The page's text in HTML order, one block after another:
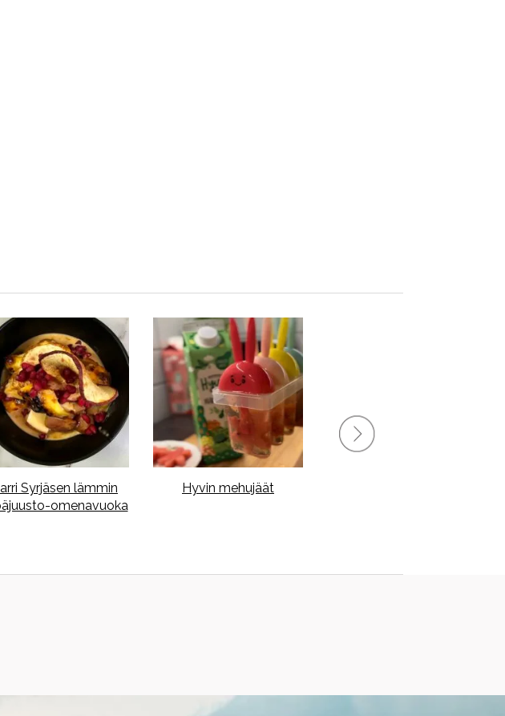
Syrjäsen lämmin
omenavuoka
Hyvin mehujäät